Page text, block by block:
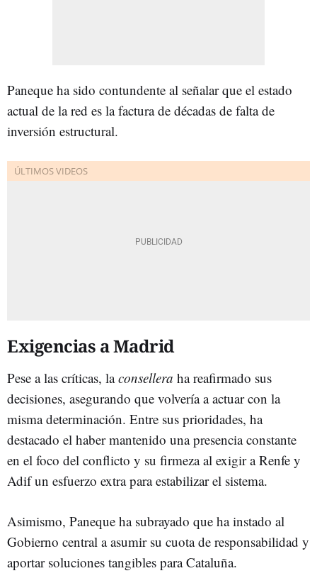
Paneque ha sido contundente al señalar que el estado
actual de la red es la factura de décadas de falta de
inversión estructural.
Exigencias a Madrid
Pese a las críticas, laconsellera ha reafirmado sus
decisiones, asegurando que volvería a actuar con la
misma determinación. Entre sus prioridades, ha
destacado el haber mantenido una presencia constante
en el foco del conflicto y su firmeza al exigir a Renfe y
Adif un esfuerzo extra para estabilizar el sistema.
Asimismo, Paneque ha subrayado que ha instado al
Gobierno central a asumir su cuota de responsabilidad y
aportar soluciones tangibles para Cataluña.